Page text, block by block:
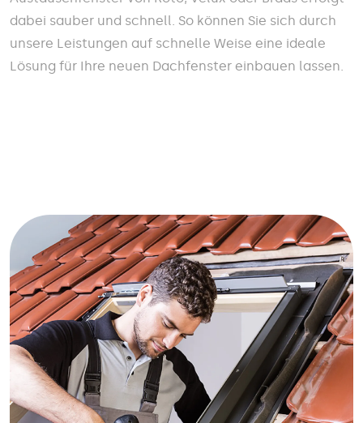
dabei sauber und schnell. So können Sie sich durch
unsere Leistungen auf schnelle Weise eine ideale
Lösung für Ihre neuen Dachfenster einbauen lassen.